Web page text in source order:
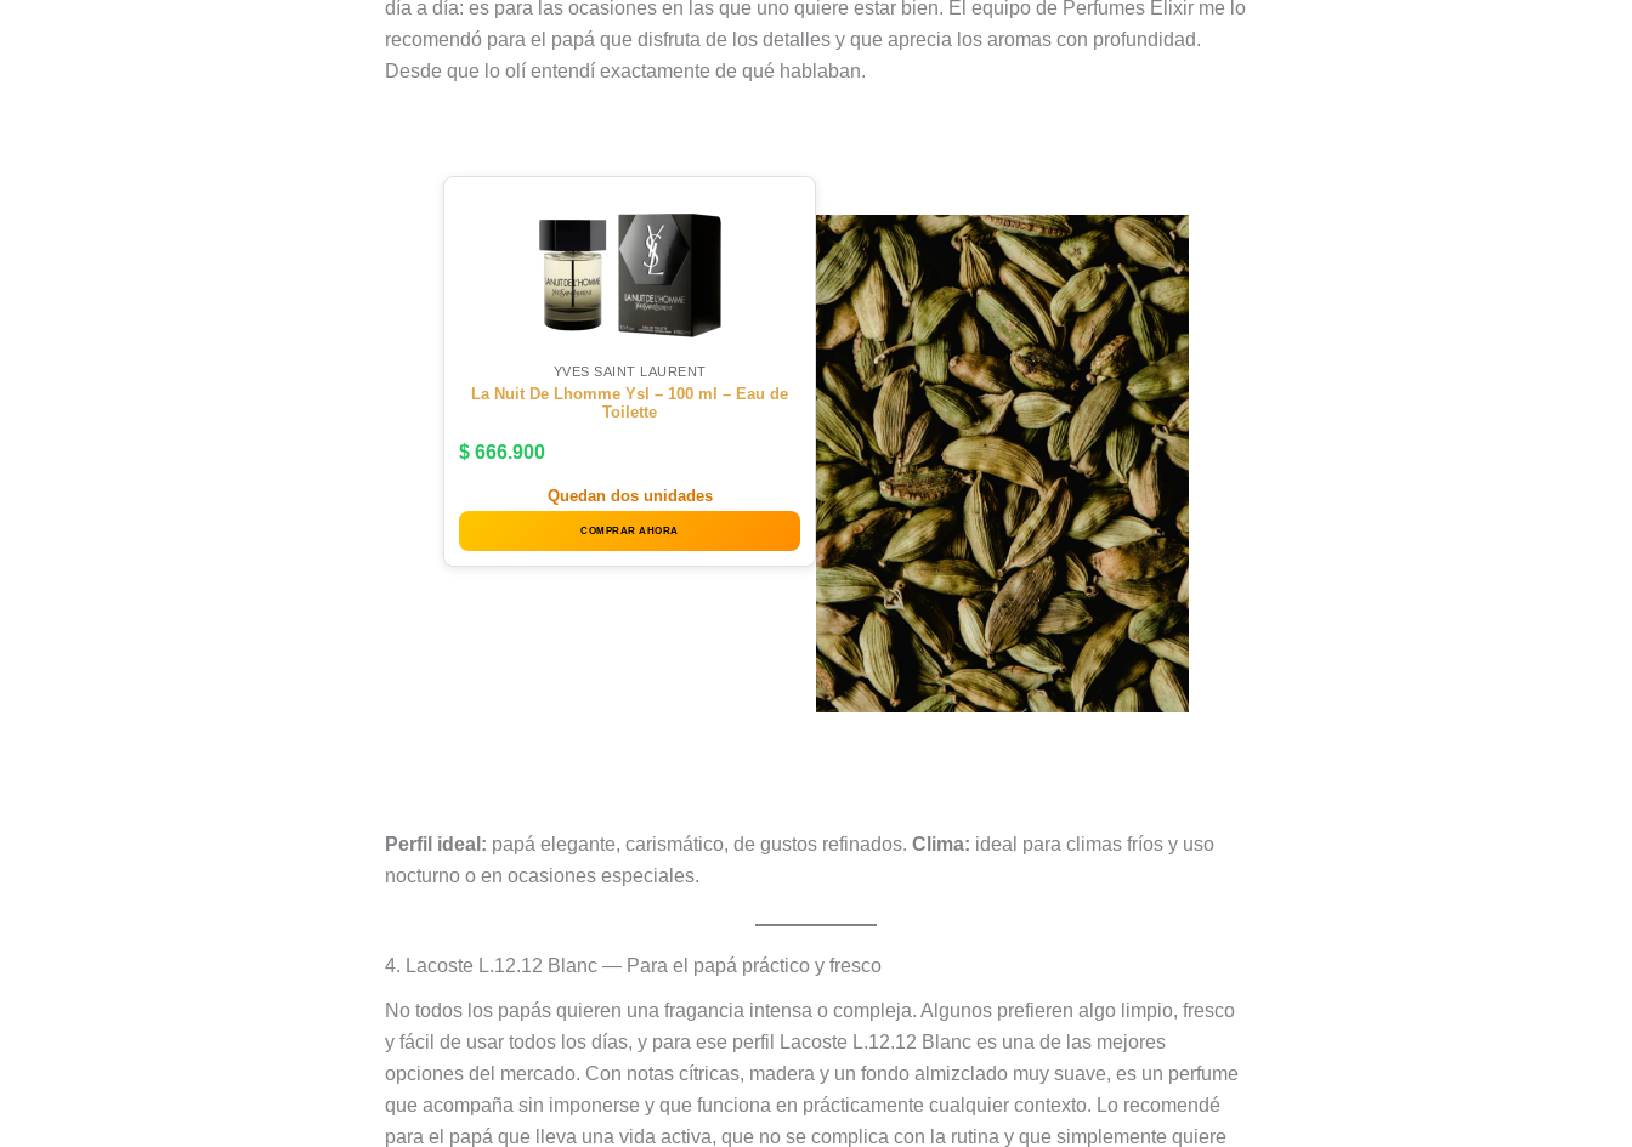
día a día: es para las ocasiones en las que uno quiere estar bien. El equipo de Perfumes Elixir me lo
recomendó para el papá que disfruta de los detalles y que aprecia los aromas con profundidad.
Desde que lo olí entendí exactamente de qué hablaban.
YVES SAINT LAURENT
La Nuit De Lhomme Ysl – 100 ml – Eau de
Toilette
$ 666.900
Quedan dos unidades
COMPRAR AHORA
Perfil ideal: papá elegante, carismático, de gustos refinados. Clima: ideal para climas fríos y uso
nocturno o en ocasiones especiales.
4. Lacoste L.12.12 Blanc — Para el papá práctico y fresco
No todos los papás quieren una fragancia intensa o compleja. Algunos prefieren algo limpio, fresco
y fácil de usar todos los días, y para ese perfil Lacoste L.12.12 Blanc es una de las mejores
opciones del mercado. Con notas cítricas, madera y un fondo almizclado muy suave, es un perfume
que acompaña sin imponerse y que funciona en prácticamente cualquier contexto. Lo recomendé
para el papá que lleva una vida activa, que no se complica con la rutina y que simplemente quiere